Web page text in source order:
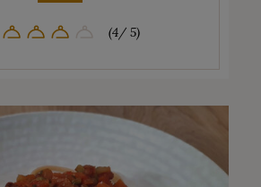
(4/ 5)